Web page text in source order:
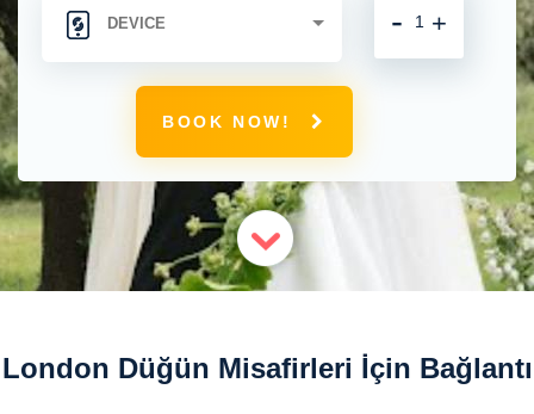
+
-
BOOK NOW!
London Düğün Misafirleri İçin Bağlantı